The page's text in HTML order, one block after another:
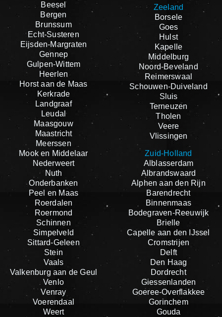
Beesel
Bergen
Brunssum
Echt-Susteren
Eijsden-Margraten
Gennep
Gulpen-Wittem
Heerlen
Horst aan de Maas
Kerkrade
Landgraaf
Leudal
Maasgouw
Maastricht
Meerssen
Mook en Middelaar
Nederweert
Nuth
Onderbanken
Peel en Maas
Roerdalen
Roermond
Schinnen
Simpelveld
Sittard-Geleen
Stein
Vaals
Valkenburg aan de Geul
Venlo
Venray
Voerendaal
Weert
Zeeland
Borsele
Goes
Hulst
Kapelle
Middelburg
Noord-Beveland
Reimerswaal
Schouwen-Duiveland
Sluis
Terneuzen
Tholen
Veere
Vlissingen
Zuid-Holland
Alblasserdam
Albrandswaard
Alphen aan den Rijn
Barendrecht
Binnenmaas
Bodegraven-Reeuwijk
Brielle
Capelle aan den IJssel
Cromstrijen
Delft
Den Haag
Dordrecht
Giessenlanden
Goeree-Overflakkee
Gorinchem
Gouda